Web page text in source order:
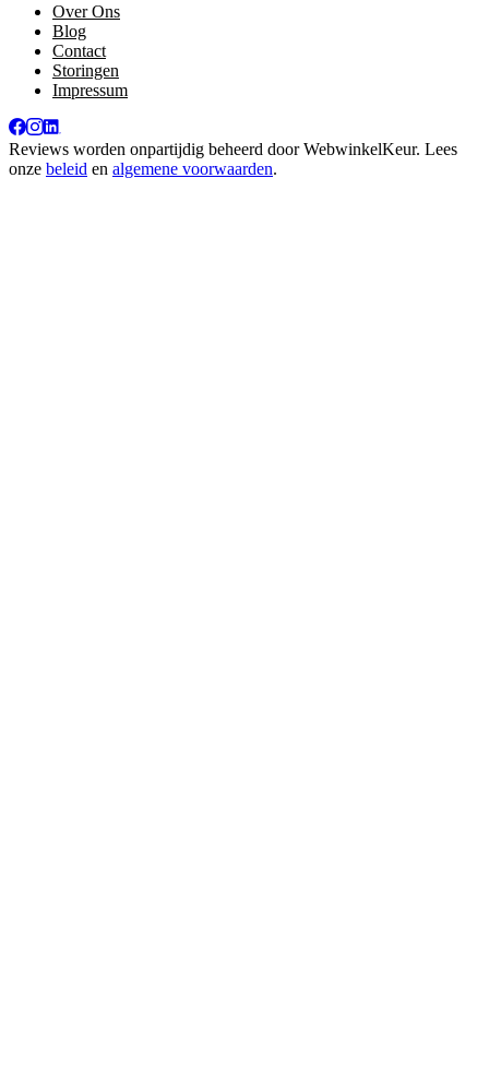
Over Ons
Blog
Contact
Storingen
Impressum
Reviews worden onpartijdig beheerd doorWebwinkelKeur. Lees
onze beleid en algemene voorwaarden.